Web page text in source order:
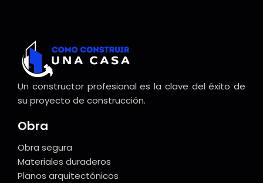
Un constructor profesional es la clave del éxito de
su proyecto de construcción.
Obra
Obra segura
Materiales duraderos
Planos arquitectónicos